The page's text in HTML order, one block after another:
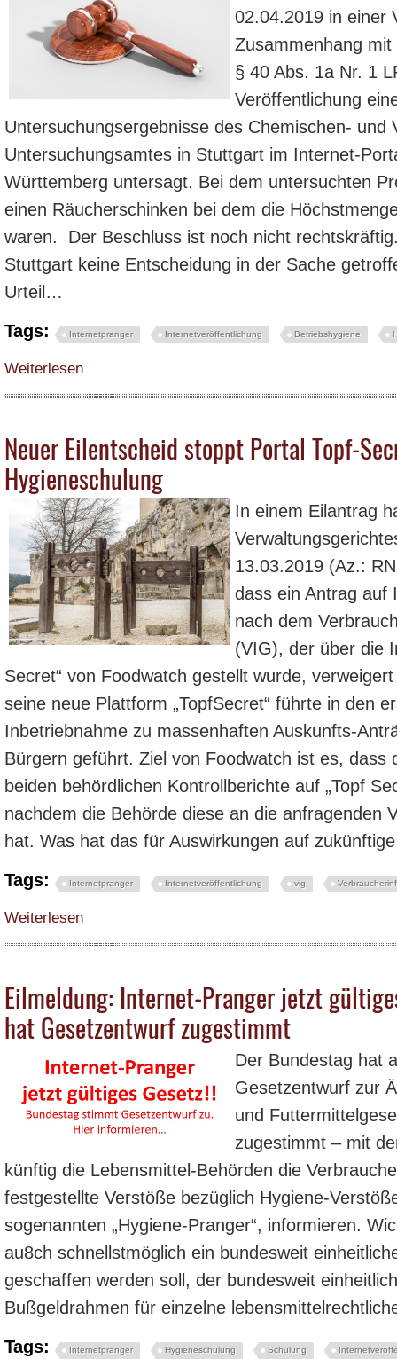
02.04.2019 in einer
Zusammenhang
§ 40 Abs. 1a Nr. 1
Veröffentlichung
Untersuchungsergebnisse des Chemischen- und
Untersuchungsamtes in Stuttgart im Internet-
Württemberg untersagt. Bei dem untersuchten
einen Räucherschinken bei dem die
waren. Der Beschluss ist noch nicht
Stuttgart keine Entscheidung in der Sache
Urteil…
Tags:
Internetpranger Internetveröffentlichung Betriebshygiene
Weiterlesen
Neuer Eilentscheid stoppt Portal Topf-
Hygieneschulung
In einem Eilantrag
13.03.2019 (Az.:
dass ein Antrag auf
nach dem
(VIG), der über die
Secret“ von Foodwatch gestellt wurde,
seine neue Plattform „TopfSecret“ führte in den
Inbetriebnahme zu massenhaften Auskunfts-
Bürgern geführt. Ziel von Foodwatch ist es, dass
beiden behördlichen Kontrollberichte auf „Topf
nachdem die Behörde diese an die anfragenden
hat. Was hat das für Auswirkungen auf
Tags:
Internetpranger Internetveröffentlichung vig
Weiterlesen
Eilmeldung: Internet-Pranger jetzt
hat Gesetzentwurf zugestimmt
Der Bundestag hat
Gesetzentwurf zur
und
zugestimmt – mit
künftig die Lebensmittel-Behörden die
festgestellte Verstöße bezüglich Hygiene-
sogenannten „Hygiene-Pranger“, informieren.
au8ch schnellstmöglich ein bundesweit
geschaffen werden soll, der bundesweit
Bußgeldrahmen für einzelne
Tags:
Internetpranger Hygieneschulung Schulung